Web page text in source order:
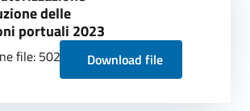
delle
portuali 2023
file: 502.28 KBDownload file